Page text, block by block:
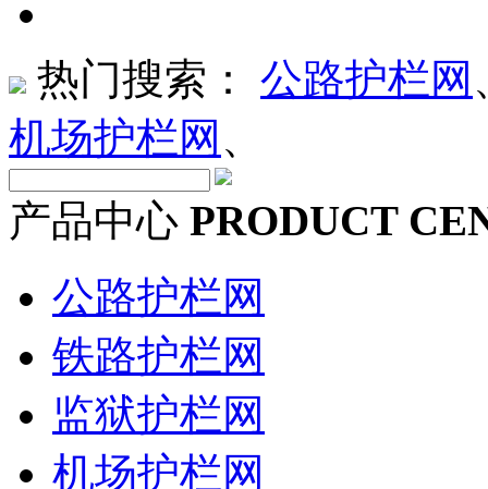
热门搜索： 公路护栏网
机场护栏网 、
产品中心 PRODUCT
公路护栏网
铁路护栏网
监狱护栏网
机场护栏网